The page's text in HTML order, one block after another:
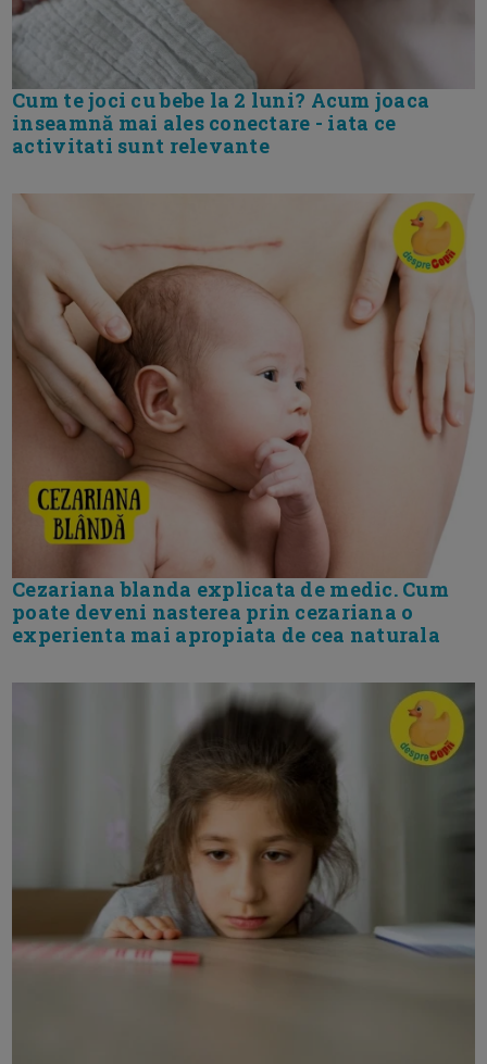
Cum te joci cu bebe la 2 luni? Acum joaca
inseamnă mai ales conectare - iata ce
activitati sunt relevante
Cezariana blanda explicata de medic. Cum
poate deveni nasterea prin cezariana o
experienta mai apropiata de cea naturala